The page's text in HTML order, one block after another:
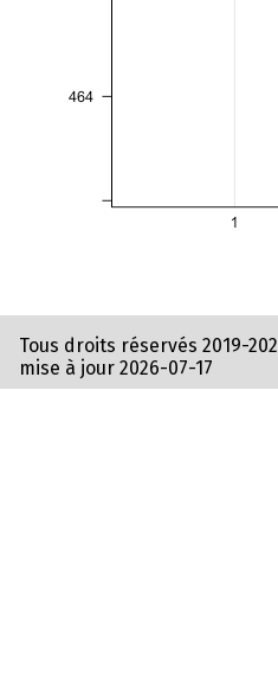
Tous droits réservés 2019-
mise à jour 2026-07-17